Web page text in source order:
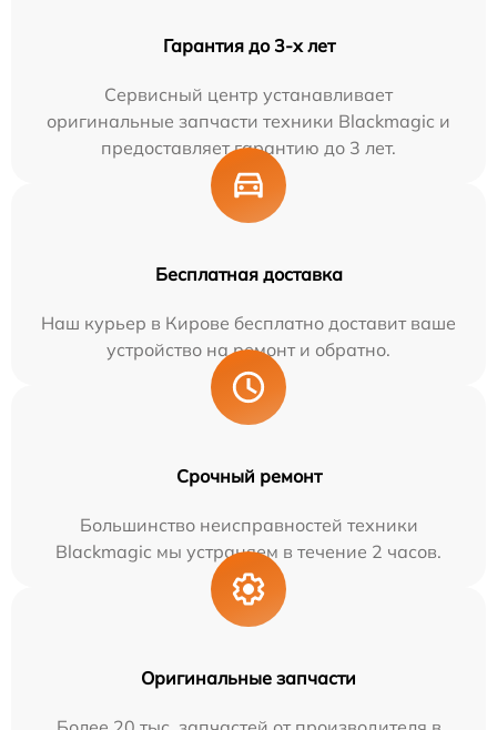
Гарантия до 3-х лет
Сервисный центр устанавливает
оригинальные запчасти техники Blackmagic и
предоставляет гарантию до 3 лет.
Бесплатная доставка
Наш курьер в Кирове бесплатно доставит ваше
устройство на ремонт и обратно.
Срочный ремонт
Большинство неисправностей техники
Blackmagic мы устраняем в течение 2 часов.
Оригинальные запчасти